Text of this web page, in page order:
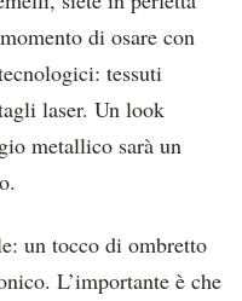
di osare con
tessuti
laser. Un look
metallico sarà un
un tocco di ombretto
L’importante è che